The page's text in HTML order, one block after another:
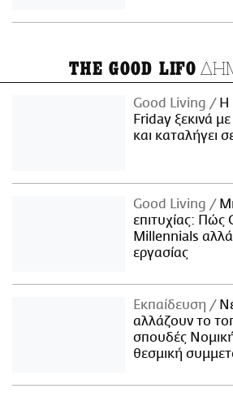
THE GOOD LIFO
Good Living
Η
Friday ξεκινά
και καταλήγει
Good Living
επιτυχίας: Πώς
Millennials
εργασίας
Εκπαίδευση
αλλάζουν το
σπουδές
θεσμική